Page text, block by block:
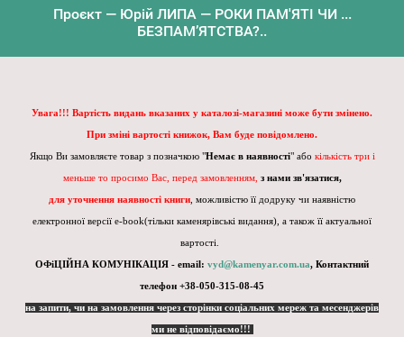
Проєкт — Юрій ЛИПА — РОКИ ПАМ'ЯТІ ЧИ ...
БЕЗПАМ’ЯТСТВА?..
Увага!!! Вартість видань вказаних у каталозі-магазині може бути змінено.
При зміні вартості книжок, Вам буде повідомлено.
Якщо Ви замовляєте товар з позначкою "Немає в наявності" або кількість три і
меньше то просимо Вас, перед замовленням, з нами зв'язатися,
для уточнення наявності книги , можливістю її додруку чи наявністю
електронної версії e-book(тільки каменярівські видання), а також її актуальної
вартості.
ОФіЦІЙНА КОМУНІКАЦІЯ - email: vyd@kamenyar.com.ua, Контактний
телефон +38-050-315-08-45
на запити, чи на замовлення через сторінки соціальних мереж та месенджерів
ми не відповідаємо!!!